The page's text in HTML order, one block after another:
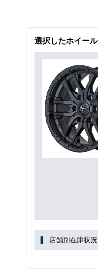
選択したホイール
店舗別在庫状況